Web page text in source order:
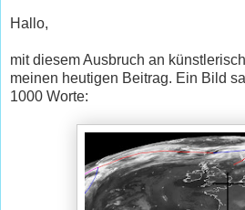
Hallo,
mit diesem Ausbruch an
meinen heutigen Beitrag. Ein Bild
1000 Worte: